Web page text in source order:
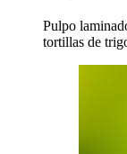
Pulpo
tortillas de